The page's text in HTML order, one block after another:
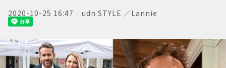
2020-10-25 16:47 udn STYLE ／Lannie